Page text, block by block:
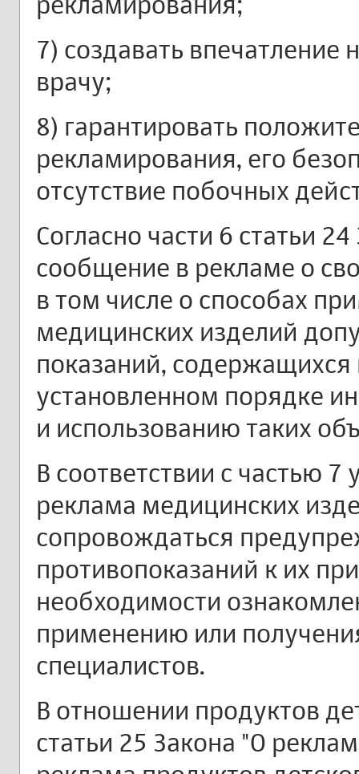
7) создавать
врачу;
8) гарантировать
рекламирования, его
отсутствие побочных
Согласно части 6 статьи
сообщение в рекламе о
в том числе о способах
медицинских изделий
показаний,
установленном порядке
и использованию таких
В соответствии с частью 7
реклама медицинских
сопровождаться
противопоказаний к их
необходимости
применению или
специалистов.
В отношении продуктов
статьи 25 Закона "О